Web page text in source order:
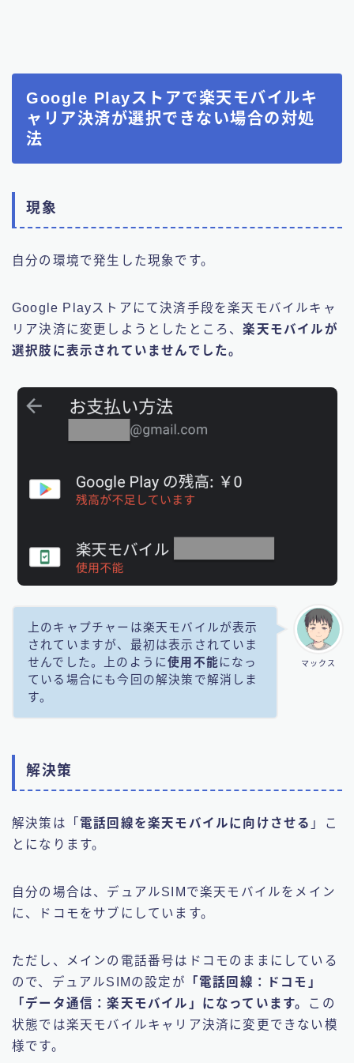
Google Playストアで楽天モバイルキ
ャリア決済が選択できない場合の対処
法
現象
自分の環境で発生した現象です。
Google Playストアにて決済手段を楽天モバイルキャ
リア決済に変更しようとしたところ、楽天モバイルが
選択肢に表示されていませんでした。
マックス
上のキャプチャーは楽天モバイルが表示
されていますが、最初は表示されていま
せんでした。上のように使用不能になっ
ている場合にも今回の解決策で解消しま
す。
解決策
解決策は「 電話回線を楽天モバイルに向けさせる 」こ
とになります。
自分の場合は、デュアルSIMで楽天モバイルをメイン
に、ドコモをサブにしています。
ただし、メインの電話番号はドコモのままにしている
ので、デュアルSIMの設定が
「電話回線：ドコモ」
「データ通信：楽天モバイル」になっています。 この
状態では楽天モバイルキャリア決済に変更できない模
様です。